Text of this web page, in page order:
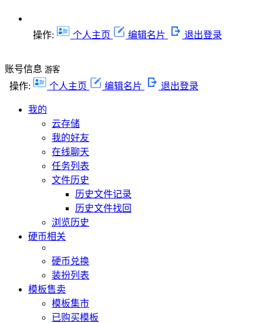
操作: 个人主页 编辑名片 退出登录
账号信息 游客
操作: 个人主页 编辑名片 退出登录
我的
云存储
我的好友
在线聊天
任务列表
文件历史
历史文件记录
历史文件找回
浏览历史
硬币相关
硬币兑换
装扮列表
模板售卖
模板集市
已购买模板